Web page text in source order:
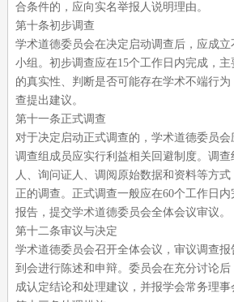
合条件的，应向实名举报人说明理由。
第十条初步调查
学术道德委员会在决定启动调查后，应成立
小组。初步调查应在15个工作日内完成，
的真实性、判断是否可能存在学术不端行
查提出建议。
第十一条正式调查
对于决定启动正式调查的，学术道德委员会
调查组成员应实行利益相关回避制度。调
人、询问证人、调阅原始数据和资料等方
正的调查。正式调查一般应在60个工作日
报告，提交学术道德委员会全体会议审议。
第十二条审议与决定
学术道德委员会召开全体会议，审议调查
到会进行陈述和申辩。委员会在充分讨论
成认定结论和处理建议，并报学会常务理事